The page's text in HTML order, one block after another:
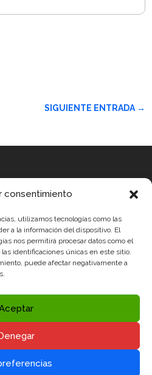
consentimiento
utilizamos tecnologías como las
a la información del dispositivo. El
nos permitirá procesar datos como el
identificaciones únicas en este sitio.
puede afectar negativamente a
SIGUIENTE ENTRADA→
Aviso Legal